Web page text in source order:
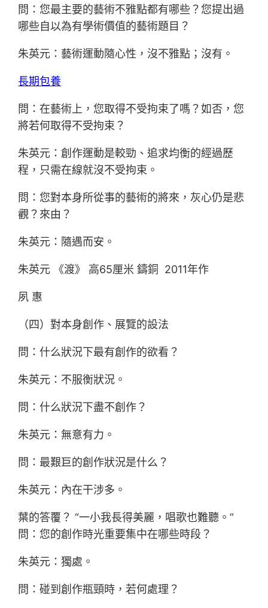
問：您最主要的藝術不雅點都有哪些？您提出過
哪些自以為有學術價值的藝術題目？
朱英元：藝術運動隨心性，沒不雅點；沒有。
長期包養
問：在藝術上，您取得不受拘束了嗎？如否，您
將若何取得不受拘束？
朱英元：創作運動是較勁、追求均衡的經過歷
程，只需在線就沒不受拘束。
問：您對本身所從事的藝術的將來，灰心仍是悲
觀？來由？
朱英元：隨遇而安。
朱英元 《渡》 高65厘米 鑄銅 2011年作
夙 惠
（四）對本身創作、展覽的設法
問：什么狀況下最有創作的欲看？
朱英元：不服衡狀況。
問：什么狀況下盡不創作？
朱英元：無意有力。
問：最艱巨的創作狀況是什么？
朱英元：內在干涉多。
葉的答覆？ “一小我長得美麗，唱歌也難聽。”
問：您的創作時光重要集中在哪些時段？
朱英元：獨處。
問：碰到創作瓶頸時，若何處理？